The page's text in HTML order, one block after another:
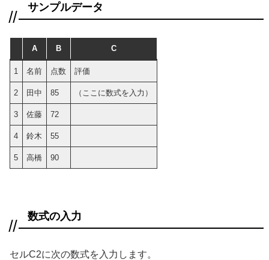
サンプルデータ
A B C
1 名前 点数 評価
2 田中 85 （ここに数式を入力）
3 佐藤 72
4 鈴木 55
5 高橋 90
数式の入力
セルC2に次の数式を入力します。